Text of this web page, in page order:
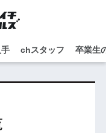
chスタッフ 卒業生